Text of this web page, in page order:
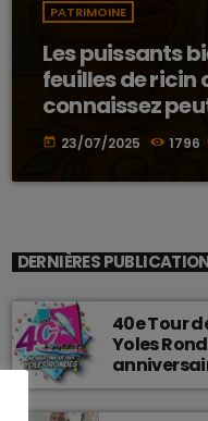
PATRIMOINE
Les puissants
feuilles de ricin
connaissez
today 23/07/2025 1796
DERNIÈRES
40e Tour
Yoles
passion et